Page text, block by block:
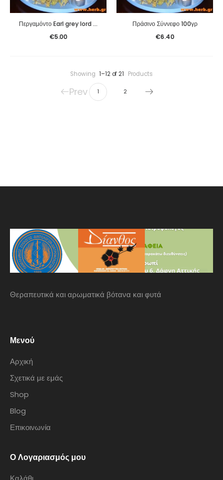
Περγαμόντο Earl grey lord byron 100γρ
€5.00
Πράσινο Σύννεφο 100γρ
€6.40
Showing 1–12 of 21 Products
Prev 1 2
Θεραπευτικά και αρωματικά βότανα και φυτά
Μενού
Αρχική
Σχετικά με εμάς
Shop
Blog
Επικοινωνία
Ο Λογαριασμός μου